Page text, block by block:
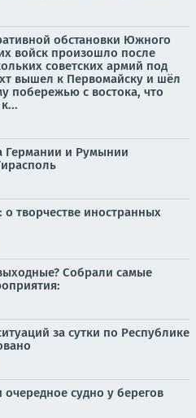
обстановки Южного
войск произошло после
советских армий под
вышел к Первомайску и шёл
побережью с востока, что
Германии и Румынии
о творчестве иностранных
Собрали самые
за сутки по Республике
судно у берегов